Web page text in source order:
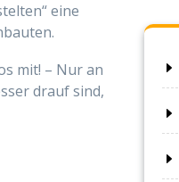
eine
mit! – Nur an
drauf sind,